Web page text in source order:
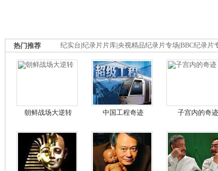
纪实台 纪录片片库 央视精品纪录片专场 BBC纪录片
热门推荐
朝鲜战场大逆转 中国工程奇迹 子宫内的奇迹